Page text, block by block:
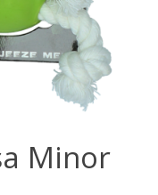
Minor